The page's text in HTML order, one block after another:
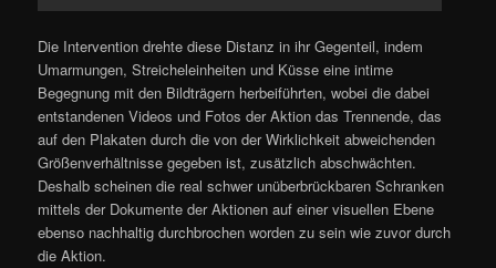
Die Intervention drehte diese Distanz in ihr Gegenteil, indem
Umarmungen, Streicheleinheiten und Küsse eine intime
Begegnung mit den Bildträgern herbeiführten, wobei die dabei
entstandenen Videos und Fotos der Aktion das Trennende, das
auf den Plakaten durch die von der Wirklichkeit abweichenden
Größenverhältnisse gegeben ist, zusätzlich abschwächten.
Deshalb scheinen die real schwer unüberbrückbaren Schranken
mittels der Dokumente der Aktionen auf einer visuellen Ebene
ebenso nachhaltig durchbrochen worden zu sein wie zuvor durch
die Aktion.